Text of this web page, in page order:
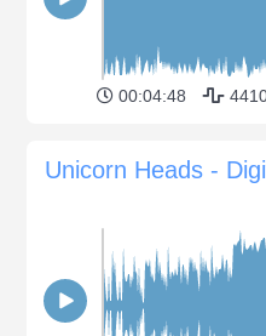
00:04:48
Unicorn Heads -